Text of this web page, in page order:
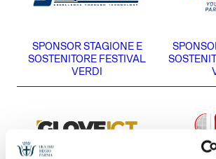
SPONSOR STAGIONE E
SOSTENITORE FESTIVAL
VERDI